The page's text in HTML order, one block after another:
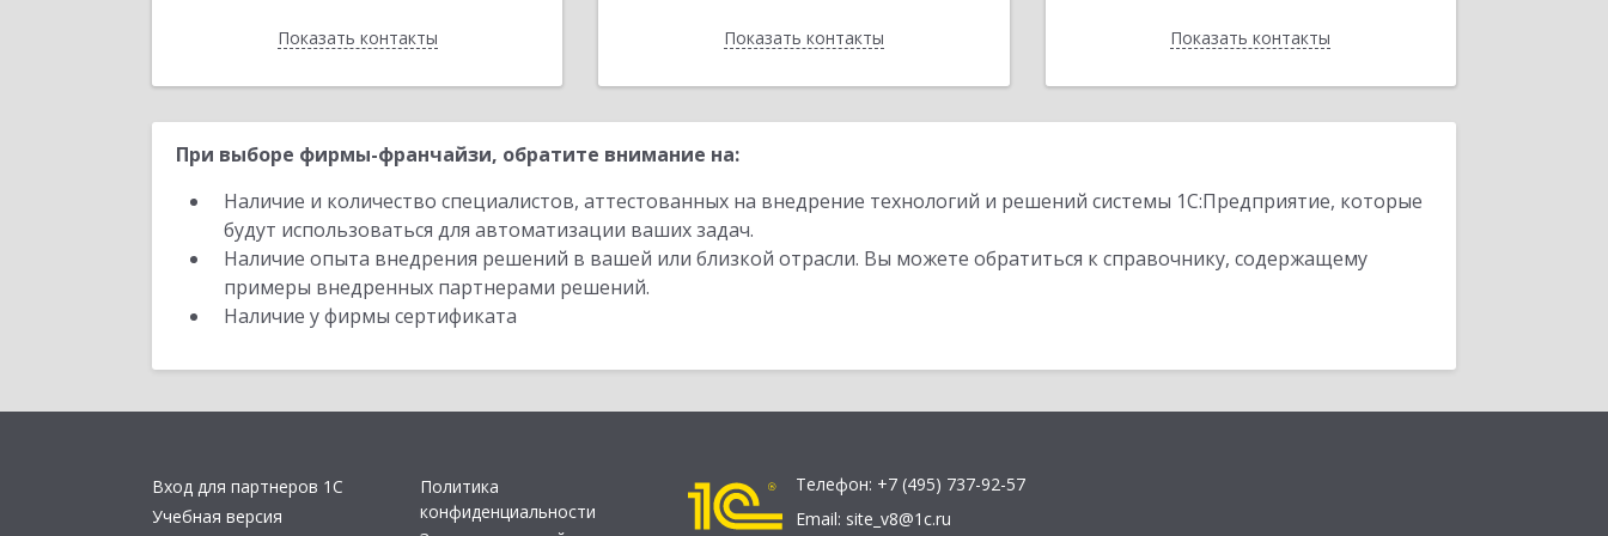
Показать контакты
Назад Показать контакты
Назад Показать контакты
Назад
При выборе фирмы-франчайзи, обратите внимание на:
Наличие и количество специалистов, аттестованных на внедрение технологий и решений системы 1С:Предприятие, которые
будут использоваться для автоматизации ваших задач.
Наличие опыта внедрения решений в вашей или близкой отрасли. Вы можете обратиться к справочнику, содержащему
примеры внедренных партнерами решений.
Наличие у фирмы сертификата
Вход для партнеров 1С
Учебная версия
Политика
конфиденциальности
Телефон: +7 (495) 737-92-57
Email: site_v8@1c.ru